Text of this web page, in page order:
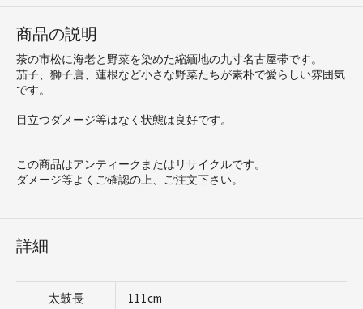
商品の説明
茶の市松に海老と野菜を染めた縮緬地の九寸名古屋帯です。
茄子、獅子唐、蓮根など小さな野菜たちが素朴で愛らしい雰囲気
です。
目立つダメージ等はなく状態は良好です。
この商品はアンティークまたはリサイクルです。
ダメージ等よくご確認の上、ご注文下さい。
詳細
太鼓長 111cm